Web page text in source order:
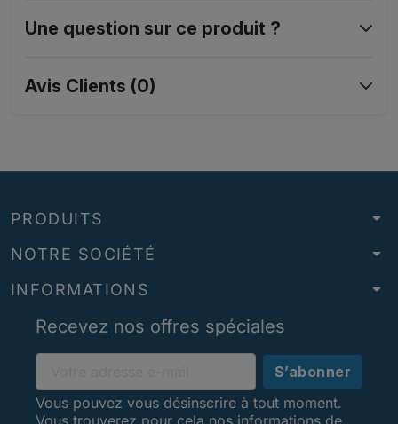
Une question sur ce produit ?
Avis Clients (0)
PRODUITS arrow_drop_down
NOTRE SOCIÉTÉ arrow_drop_down
INFORMATIONS
arrow_drop_down
Recevez nos offres spéciales
Vous pouvez vous désinscrire à tout moment.
Vous trouverez pour cela nos informations de